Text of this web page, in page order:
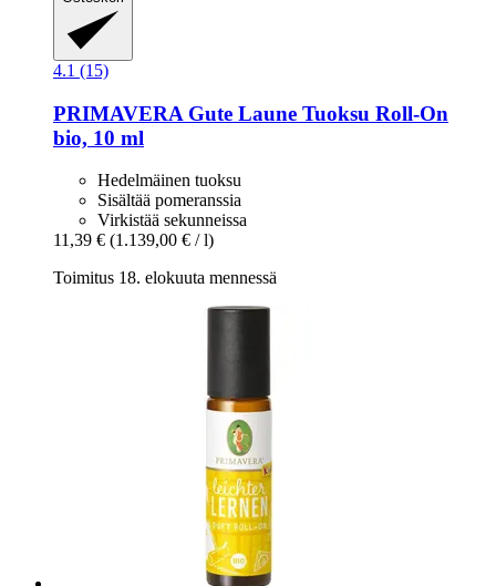
4.1 (15)
PRIMAVERA Gute Laune Tuoksu Roll-​On
bio, 10 ml
Hedelmäinen tuoksu
Sisältää pomeranssia
Virkistää sekunneissa
11,39 € (1.139,00 € / l)
Toimitus 18. elokuuta mennessä